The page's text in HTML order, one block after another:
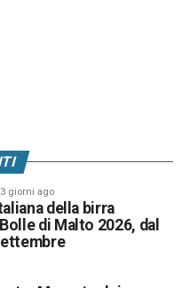
3 giorni ago
della birra
di Malto 2026, dal